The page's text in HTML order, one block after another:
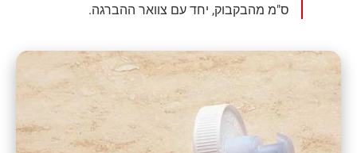
ס"מ מהבקבוק, יחד עם צוואר ההברגה.